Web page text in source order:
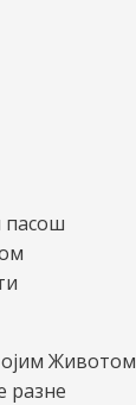
пасош
Животом
разне